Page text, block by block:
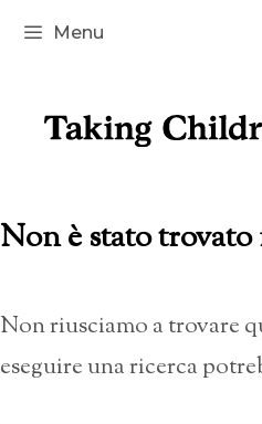
Vai
Menu
Non è stato
Non riusciamo a trovare
eseguire una ricerca